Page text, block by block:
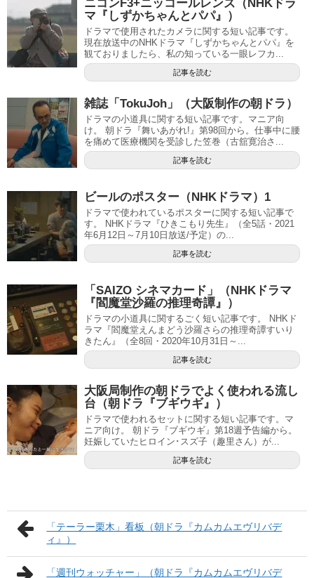
ニコンF3+ニッコールレンズ（NHKドラ
マ『しずかちゃんとパパ』）
ドラマで使用されたカメラに関する短い記事です。
現在放送中のNHKドラマ『しずかちゃんとパパ』を
観ておりましたら、私の知っている一眼レフカ...
記事を読む
雑誌「TokuJoh」（大阪制作の朝ドラ）
ドラマの小道具に関する短い記事です。マニア向
け。 朝ドラ『舞いあがれ!』第98回から。仕事中に腰
を痛めて医療機関を受診した笠巻（古舘寛治さ...
記事を読む
ビールのポスター（NHKドラマ）1
ドラマで使われているポスターに関する短い記事で
す。 NHKドラマ『ひきこもり先生』（全5話・2021
年6月12日～7月10日放送/予定）の...
記事を読む
「SAIZO シネマカード」（NHKドラマ
『閻魔堂沙羅の推理奇譚』）
ドラマの小道具に関するごく短い記事です。 NHKド
ラマ『閻魔堂えんまどう沙羅さらの推理奇譚すいり
きたん』（全8回・2020年10月31日～...
記事を読む
大阪局制作の朝ドラでよく使われる流し
台（朝ドラ『ブギウギ』）
ドラマで使われるセットに関する短い記事です。マ
ニア向け。 朝ドラ『ブギウギ』第18週予告編から。
妊娠していたヒロイン･スズ子（趣里さん）が...
記事を読む
「テーラー栗木」看板（朝ドラ『カムカムエヴリバデ
ィ』）
「週刊ウォッチャー」（朝ドラ『カムカムエヴリバデ